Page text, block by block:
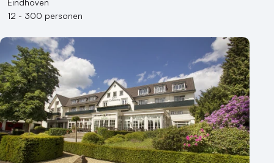
Eindhoven
12 - 300 personen